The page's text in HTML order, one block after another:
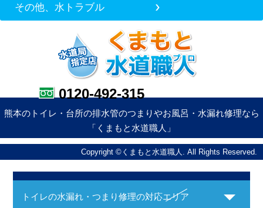
その他、水トラブル
0120-492-315
熊本のトイレ・台所の排水管のつまりやお風呂・水漏れ修理なら
「くまもと水道職人」
Copyright ©くまもと水道職人. All Rights Reserved.
トイレの水漏れ・つまり修理の対応エリア